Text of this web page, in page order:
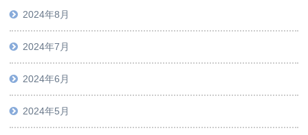
2024年8月
2024年7月
2024年6月
2024年5月